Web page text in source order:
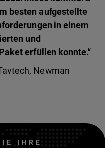
besten aufgestellte
in einem
und
erfüllen konnte.“
Newman
IHRE